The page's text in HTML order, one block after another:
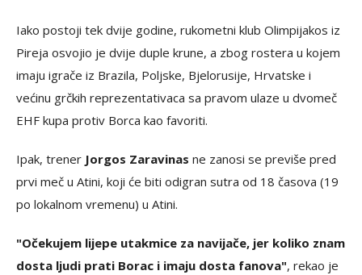
Iako postoji tek dvije godine, rukometni klub Olimpijakos iz
Pireja osvojio je dvije duple krune, a zbog rostera u kojem
imaju igrače iz Brazila, Poljske, Bjelorusije, Hrvatske i
većinu grčkih reprezentativaca sa pravom ulaze u dvomeč
EHF kupa protiv Borca kao favoriti.
Ipak, trener Jorgos Zaravinas ne zanosi se previše pred
prvi meč u Atini, koji će biti odigran sutra od 18 časova (19
po lokalnom vremenu) u Atini.
"Očekujem lijepe utakmice za navijače, jer koliko znam
dosta ljudi prati Borac i imaju dosta fanova", rekao je